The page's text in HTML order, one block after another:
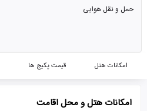
حمل و نقل هوایی
امکانات هتل قیمت پکیج ها
امکانات هتل و محل اقامت